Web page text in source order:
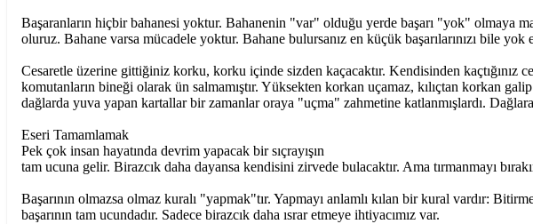
Başaranların hiçbir bahanesi yoktur. Bahanenin "var" olduğu yerde başarı "yok" olmaya
oluruz. Bahane varsa mücadele yoktur. Bahane bulursanız en küçük başarılarınızı bile yok
Cesaretle üzerine gittiğiniz korku, korku içinde sizden kaçacaktır. Kendisinden kaçtığınız
komutanların bineği olarak ün salmamıştır. Yüksekten korkan uçamaz, kılıçtan korkan
dağlarda yuva yapan kartallar bir zamanlar oraya "uçma" zahmetine katlanmışlardı.
Eseri Tamamlamak
Pek çok insan hayatında devrim yapacak bir sıçrayışın
tam ucuna gelir. Birazcık daha dayansa kendisini zirvede bulacaktır. Ama tırmanmayı
Başarının olmazsa olmaz kuralı "yapmak"tır. Yapmayı anlamlı kılan bir kural vardır:
başarının tam ucundadır. Sadece birazcık daha ısrar etmeye ihtiyacımız var.